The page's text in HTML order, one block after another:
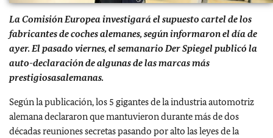
La Comisión Europea investigará el supuesto cartel de los
fabricantes de coches alemanes, según informaron el día de
ayer. El pasado viernes, el semanario Der Spiegel publicó la
auto-declaración de algunas de las marcasmás
prestigiosasalemanas.
Según la publicación, los 5 gigantes de la industria automotriz
alemana declararon que mantuvieron durante más de dos
décadas reuniones secretas pasando por alto las leyes de la